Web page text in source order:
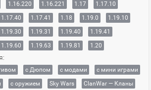
1.16.220 1.16.221 1.17
1.17.10
1.17.40 1.17.41 1.18 1.19.0
1.19.10
1.19.30 1.19.31 1.19.40
1.19.41
1.19.60 1.19.63 1.19.81 1.20
с Дюпом с модами
с мини играми
с оружием Sky Wars
ClanWar — Кланы